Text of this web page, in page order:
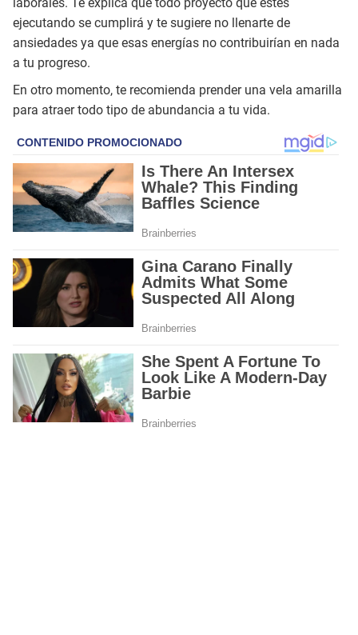
ejecutando se cumplirá y te sugiere no llenarte de
ansiedades ya que esas energías no contribuirían en nada
a tu progreso.
En otro momento, te recomienda prender una vela amarilla
para atraer todo tipo de abundancia a tu vida.